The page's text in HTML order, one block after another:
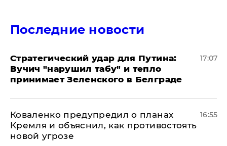
Последние новости
Стратегический удар для Путина:
Вучич "нарушил табу" и тепло
принимает Зеленского в Белграде
17:07
Коваленко предупредил о планах
Кремля и объяснил, как противостоять
новой угрозе
16:55